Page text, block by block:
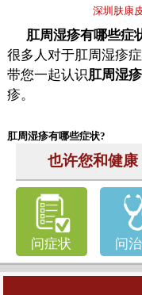
深圳肤康
肛周湿疹有哪些症
很多人对于肛周湿疹
带您一起认识 肛周湿
疹。
肛周湿疹有哪些症状?
也许您和健
问症状 问